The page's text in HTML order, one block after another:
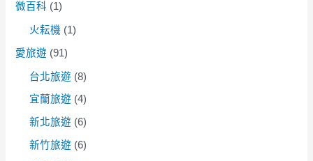
微百科 (1)
火耘機 (1)
愛旅遊 (91)
台北旅遊 (8)
宜蘭旅遊 (4)
新北旅遊 (6)
新竹旅遊 (6)